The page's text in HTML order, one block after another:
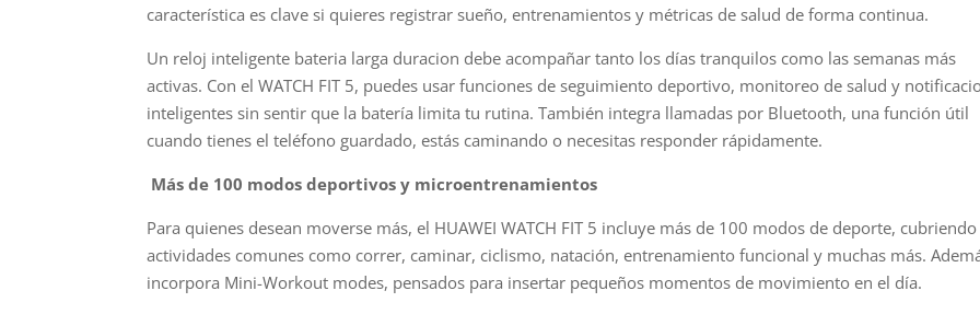
característica es clave si quieres registrar sueño, entrenamientos y métricas de salud de forma continua.
Un reloj inteligente bateria larga duracion debe acompañar tanto los días tranquilos como las semanas más
activas. Con el WATCH FIT 5, puedes usar funciones de seguimiento deportivo, monitoreo de salud y
inteligentes sin sentir que la batería limita tu rutina. También integra llamadas por Bluetooth, una función útil
cuando tienes el teléfono guardado, estás caminando o necesitas responder rápidamente.
Más de 100 modos deportivos y microentrenamientos
Para quienes desean moverse más, el HUAWEI WATCH FIT 5 incluye más de 100 modos de deporte, cubriendo
actividades comunes como correr, caminar, ciclismo, natación, entrenamiento funcional y muchas más.
incorpora Mini-Workout modes, pensados para insertar pequeños momentos de movimiento en el día.